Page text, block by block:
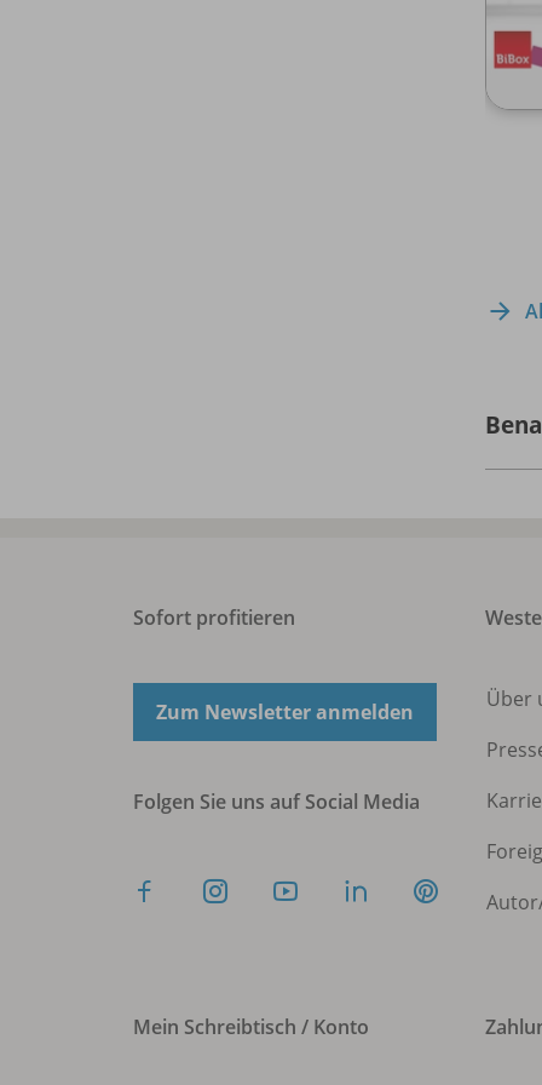
Sofort profitieren
Zum Newsletter anmelden
Folgen Sie uns auf Social Media
Über
Mein Schreibtisch / Konto